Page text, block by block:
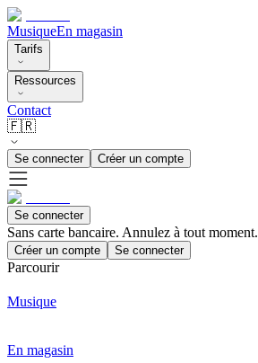
MusiqueEn magasin
Tarifs
Ressources
Contact
🇫🇷
Se connecter Créer un compte
Se connecter
Sans carte bancaire. Annulez à tout moment.
Créer un compte Se connecter
Parcourir
Musique
En magasin